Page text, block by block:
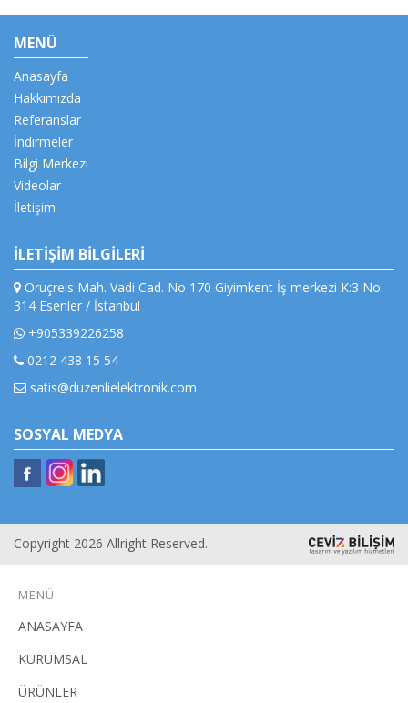
MENÜ
Anasayfa
Hakkımızda
Referanslar
İndirmeler
Bilgi Merkezi
Videolar
İletişim
İLETİŞİM BİLGİLERİ
Oruçreis Mah. Vadi Cad. No 170 Giyimkent İş merkezi K:3 No:
314 Esenler / İstanbul
+905339226258
0212 438 15 54
satis@duzenlielektronik.com
SOSYAL MEDYA
Copyright 2026 Allright Reserved.
MENÜ
ANASAYFA
KURUMSAL
ÜRÜNLER